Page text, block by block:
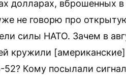
долларах, вброшенных в
не говорю про
силы НАТО. Зачем в
кружили [американские]
Кому посылали